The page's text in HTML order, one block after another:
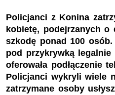
Policjanci z Konina
kobietę, podejrzanych o
szkodę ponad 100 osób.
pod przykrywką
oferowała podłączenie
Policjanci wykryli wiele
zatrzymane osoby